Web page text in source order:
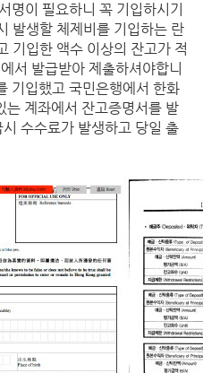
명이 필요하니 꼭 기입하시기
발생할 체제비를 기입하는 란
기입한 액수 이상의 잔고가 적
서 발급받아 제출하셔야합니
기입했고 국민은행에서 한화
계좌에서 잔고증명서를 발
수수료가 발생하고 당일 출